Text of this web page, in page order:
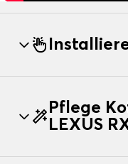
Pflege
LEXUS